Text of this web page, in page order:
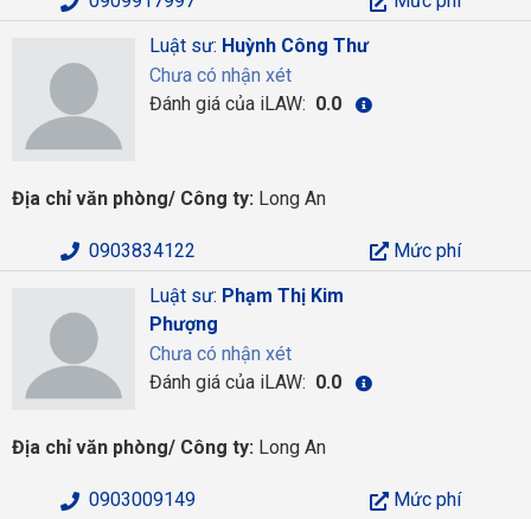
Luật sư: Huỳnh Công Thư
Chưa có nhận xét
Đánh giá của iLAW: 0.0
Địa chỉ văn phòng/ Công ty: Long An
0903834122
Mức phí
Luật sư: Phạm Thị Kim
Phượng
Chưa có nhận xét
Đánh giá của iLAW: 0.0
Địa chỉ văn phòng/ Công ty: Long An
0903009149
Mức phí